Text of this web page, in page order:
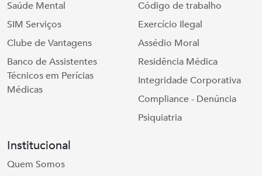
Saúde Mental
SIM Serviços
Clube de Vantagens
Banco de Assistentes
Técnicos em Perícias
Médicas
Código de trabalho
Exercício Ilegal
Assédio Moral
Residência Médica
Integridade Corporativa
Compliance - Denúncia
Psiquiatria
Institucional
Quem Somos